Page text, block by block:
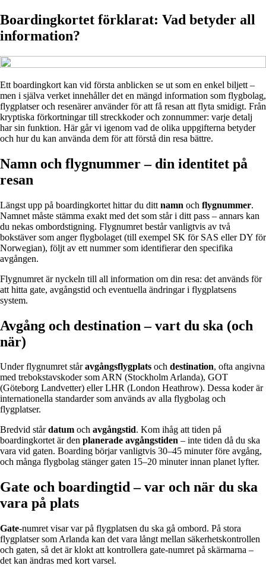
Boardingkortet förklarat: Vad betyder all
information?
Ett boardingkort kan vid första anblicken se ut som en enkel biljett –
men i själva verket innehåller det en mängd information som flygbolag,
flygplatser och resenärer använder för att få resan att flyta smidigt. Från
kryptiska förkortningar till streckkoder och zonnummer: varje detalj
har sin funktion. Här går vi igenom vad de olika uppgifterna betyder
och hur du kan använda dem för att förstå din resa bättre.
Namn och flygnummer – din identitet på
resan
Längst upp på boardingkortet hittar du ditt namn och flygnummer.
Namnet måste stämma exakt med det som står i ditt pass – annars kan
du nekas ombordstigning. Flygnumret består vanligtvis av två
bokstäver som anger flygbolaget (till exempel SK för SAS eller DY för
Norwegian), följt av ett nummer som identifierar den specifika
avgången.
Flygnumret är nyckeln till all information om din resa: det används för
att hitta gate, avgångstid och eventuella ändringar i flygplatsens
system.
Avgång och destination – vart du ska (och
när)
Under flygnumret ståravgångsflygplats och destination, ofta angivna
med trebokstavskoder som ARN (Stockholm Arlanda), GOT
(Göteborg Landvetter) eller LHR (London Heathrow). Dessa koder är
internationella standarder som används av alla flygbolag och
flygplatser.
Bredvid stårdatum och avgångstid. Kom ihåg att tiden på
boardingkortet är den planerade avgångstiden – inte tiden då du ska
vara vid gaten. Boarding börjar vanligtvis 30–45 minuter före avgång,
och många flygbolag stänger gaten 15–20 minuter innan planet lyfter.
Gate och boardingtid – var och när du ska
vara på plats
Gate-numret visar var på flygplatsen du ska gå ombord. På stora
flygplatser som Arlanda kan det vara långt mellan säkerhetskontrollen
och gaten, så det är klokt att kontrollera gate-numret på skärmarna –
det kan ändras med kort varsel.